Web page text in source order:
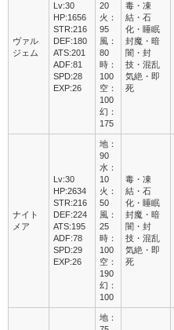
ヴァル
ジェム
Lv:30
HP:1656
STR:216
DEF:180
ATS:201
ADF:81
SPD:28
EXP:26
20
火：
95
風：
80
時：
100
空：
100
幻：
175
毒・凍
結・石
化・睡眠
封魔・暗
闇・封
技・混乱
気絶・即
死
ナイト
メア
Lv:30
HP:2634
STR:216
DEF:224
ATS:195
ADF:78
SPD:29
EXP:26
地：
90
水：
10
火：
50
風：
25
時：
100
空：
190
幻：
100
毒・凍
結・石
化・睡眠
封魔・暗
闇・封
技・混乱
気絶・即
死
地：